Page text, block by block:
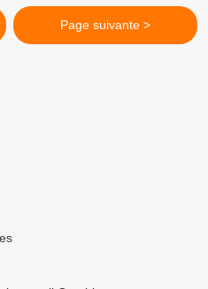
Page suivante >